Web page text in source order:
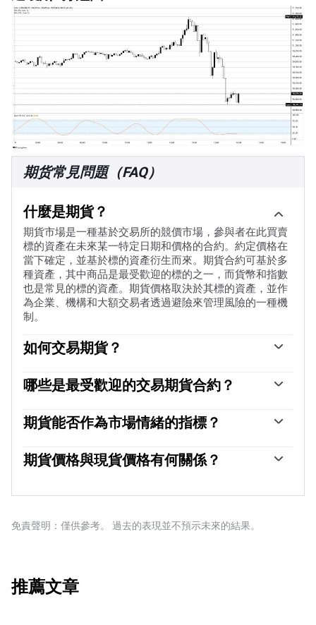
期货常見問題（FAQ）
什麼是期貨？
期貨市場是一種基於交易所的競價市場，參與者在此買賣
標的資產在未來某一特定日期和價格的合約。約定價格在
當下確定，並基於標的資產衍生而來。期貨合約可基於多
種資產，其中商品是最受歡迎的標的之一，而貨幣和指數
也是常見的標的資產。期貨價格取決於其標的資產，並作
為企業、機構和大額交易者透過避險來管理風險的一種機
制。
如何交易期貨？
的交易所，或透過差價合約（CFD）。在交易所交易的方
式中，流動性高、定價更透明，經紀商僅作為你與市場之
期貨交易所是芝加哥商品交易所（CME）和紐約商品交易
更加靈活，但代價是透明度較低。
哪些是最受歡迎的交易期貨合約？
金、白銀、銅以及穀物等軟商品，都是交易最活躍的合
約。這些合約流動性強，受到全球交易者的密切關注。期
種主導地位得益於槓桿、避險以及交易所較高的流動性。
期貨能否作為市場情緒的指標？
克期貨），被廣泛視為市場情緒的關鍵指標，因為它們反
映了投資者對下一個交易時段開盤價的預期。當股指期貨
緒。相反，股指期貨上漲則表明市場處於風險偏好狀態。
期貨價格與現貨價格有何關係？
到期時兩者幾乎相同。然而，在合約到期前，價格可能出
狀態（contango）；相反的情況稱為貼水
升水時，意味著趨勢發生變化：從升水轉為貼水通常被视
为看漲信號，而從貼水轉為升水通常被視為看跌信號。
免責聲明：僅供參考。 過去的表現並不預示未來的結果。
推薦文章